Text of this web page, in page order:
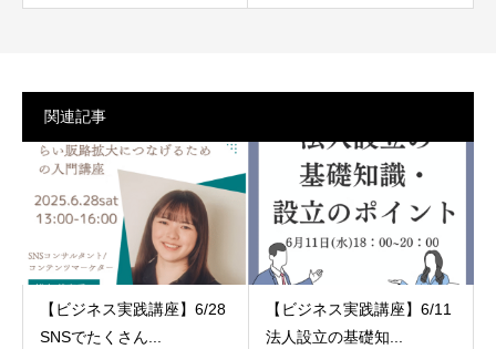
関連記事
【ビジネス実践講座】6/28
SNSでたくさん...
【ビジネス実践講座】6/11
法人設立の基礎知...